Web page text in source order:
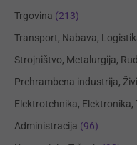
Trgovina (213)
Transport, Nabava,
Strojništvo, Metalurgija,
Prehrambena industrija,
Elektrotehnika, Elektronika,
Administracija (96)